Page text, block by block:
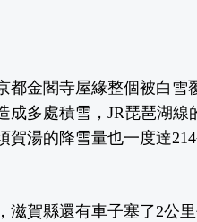
都金閣寺屋緣整個被白雪
多處積雪，JR琵琶湖線
湯的降雪量也一度達
賀縣還有車子塞了2公